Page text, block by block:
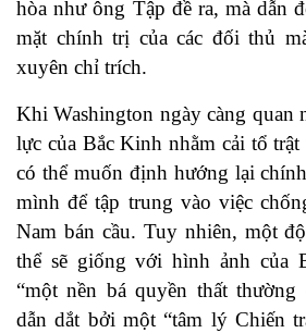
hòa như ông Tập đề ra, mà dẫn
mặt chính trị của các đối thủ
xuyên chỉ trích.
Khi Washington ngày càng quan
lực của Bắc Kinh nhằm cải tổ
có thể muốn định hướng lại
mình để tập trung vào việc
Nam bán cầu. Tuy nhiên, một
thể sẽ giống với hình ảnh của
“một nền bá quyền thất
dẫn dắt bởi một “tâm lý Chiến